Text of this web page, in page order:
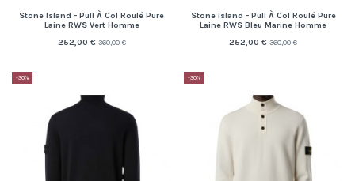
Stone Island - Pull À Col Roulé Pure
Laine RWS Vert Homme
252,00 €360,00 €
Stone Island - Pull À Col Roulé Pure
Laine RWS Bleu Marine Homme
252,00 €360,00 €
-30% -30%